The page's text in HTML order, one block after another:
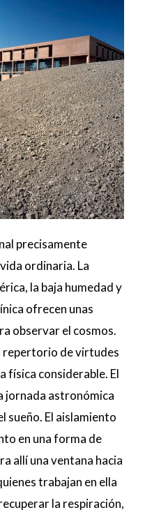
precisamente
ordinaria. La
la baja humedad y
ofrecen unas
observar el cosmos.
repertorio de virtudes
física considerable. El
jornada astronómica
sueño. El aislamiento
en una forma de
allí una ventana hacia
trabajan en ella
la respiración,